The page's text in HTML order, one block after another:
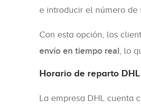
e introducir el número de
Con esta opción, los
envío en tiempo real, lo
Horario de reparto
La empresa DHL cuenta